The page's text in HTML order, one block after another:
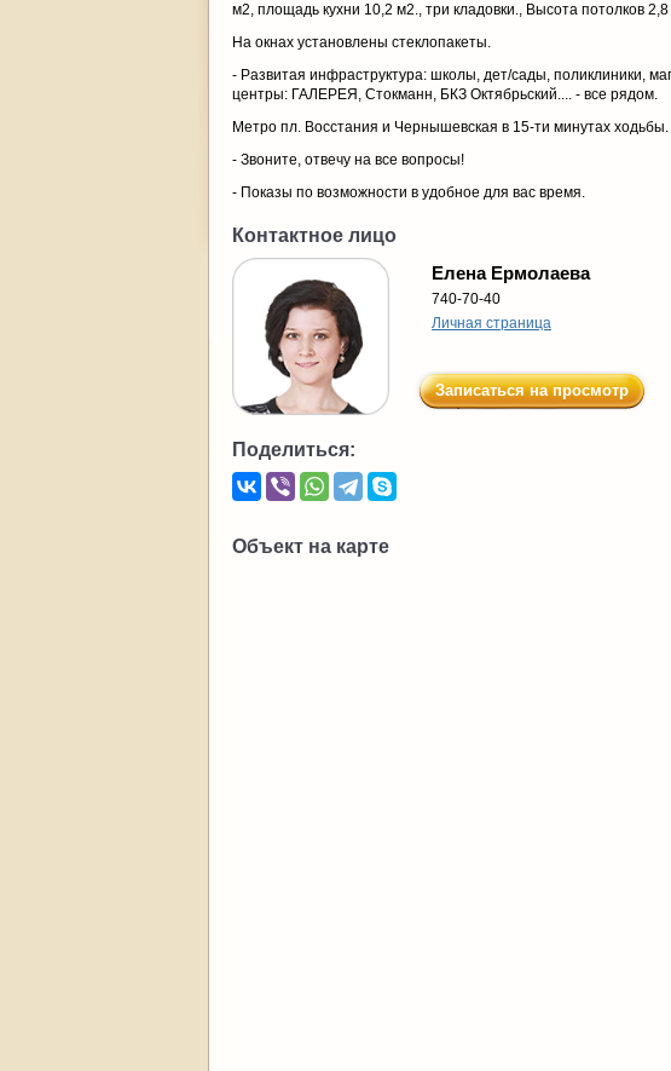
м2, площадь кухни 10,2 м2., три кладовки., Высота потолков
На окнах установлены стеклопакеты.
- Развитая инфраструктура: школы, дет/сады, поликлиники,
центры: ГАЛЕРЕЯ, Стокманн, БКЗ Октябрьский.... - все рядом.
Метро пл. Восстания и Чернышевская в 15-ти минутах ходьбы.
- Звоните, отвечу на все вопросы!
- Показы по возможности в удобное для вас время.
Контактное лицо
Елена Ермолаева
740-70-40
Личная страница
Записаться на просмотр
Поделиться:
Объект на карте